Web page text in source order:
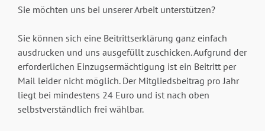
Sie möchten uns bei unserer Arbeit unterstützen?
Sie können sich eine Beitrittserklärung ganz einfach
ausdrucken und uns ausgefüllt zuschicken. Aufgrund der
erforderlichen Einzugsermächtigung ist ein Beitritt per
Mail leider nicht möglich. Der Mitgliedsbeitrag pro Jahr
liegt bei mindestens 24 Euro und ist nach oben
selbstverständlich frei wählbar.